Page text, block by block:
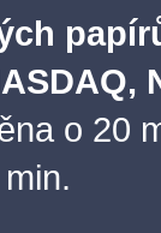
o 20